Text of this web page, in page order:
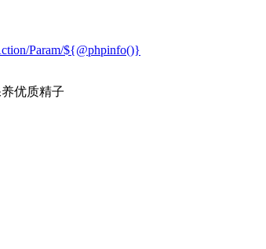
Param/${@phpinfo()}
优质精子